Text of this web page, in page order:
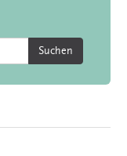
Suchen